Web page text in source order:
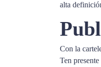
alta
Con la
Ten